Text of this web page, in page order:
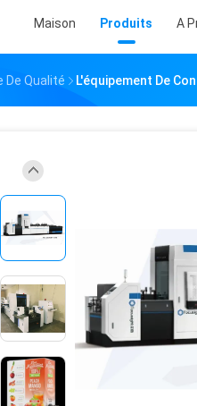
Maison Produits A
De Qualité L'équipement De